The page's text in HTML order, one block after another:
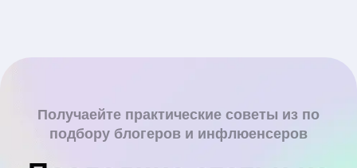
Получаейте практические советы из по
подбору блогеров и инфлюенсеров